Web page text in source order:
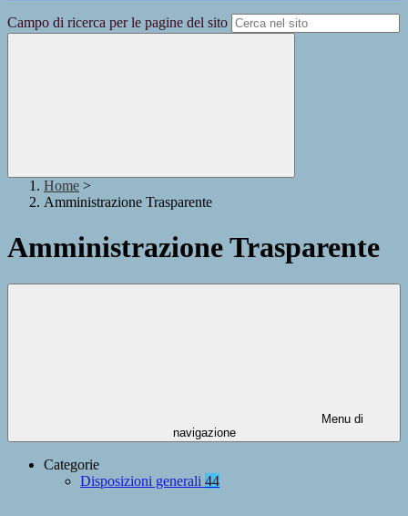
Campo di ricerca per le pagine del sito
Home >
Amministrazione Trasparente
Amministrazione Trasparente
Menu di
navigazione
Categorie
Disposizioni generali 44